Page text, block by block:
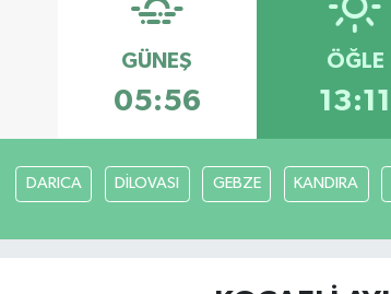
GÜNEŞ
05:56
ÖĞLE
13:11
DARICA DİLOVASI GEBZE KANDIRA